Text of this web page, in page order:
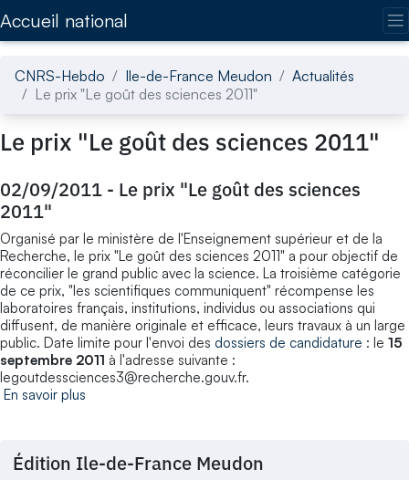
Accueil national
CNRS-Hebdo Ile-de-France Meudon
Actualités
Le prix "Le goût des sciences 2011"
Le prix "Le goût des sciences 2011"
02/09/2011 - Le prix "Le goût des sciences
2011"
Organisé par le ministère de l'Enseignement supérieur et de la
Recherche, le prix "Le goût des sciences 2011" a pour objectif de
réconcilier le grand public avec la science. La troisième catégorie
de ce prix, "les scientifiques communiquent" récompense les
laboratoires français, institutions, individus ou associations qui
diffusent, de manière originale et efficace, leurs travaux à un large
public. Date limite pour l'envoi des dossiers de candidature : le 15
septembre 2011 à l'adresse suivante :
legoutdessciences3@recherche.gouv.fr.
En savoir plus
Édition Ile-de-France Meudon